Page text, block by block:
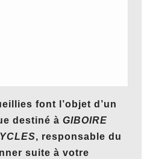
font l’objet d’un
destiné à GIBOIRE
, responsable du
suite à votre